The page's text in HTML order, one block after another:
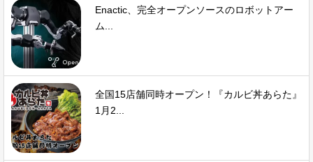
Enactic、完全オープンソースのロボットアー
ム...
全国15店舗同時オープン！『カルビ丼あらた』
1月2...